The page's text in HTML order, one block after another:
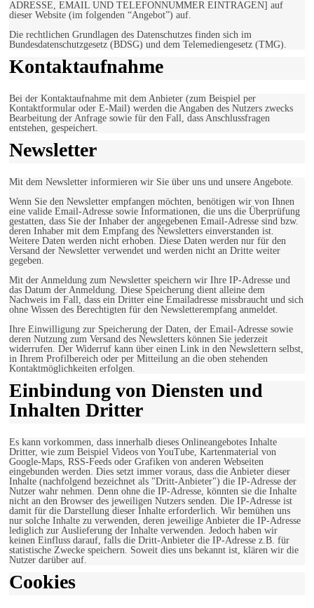
ADRESSE, EMAIL UND TELEFONNUMMER EINTRAGEN] auf
dieser Website (im folgenden “Angebot”) auf.
Die rechtlichen Grundlagen des Datenschutzes finden sich im
Bundesdatenschutzgesetz (BDSG) und dem Telemediengesetz (TMG).
Kontaktaufnahme
Bei der Kontaktaufnahme mit dem Anbieter (zum Beispiel per
Kontaktformular oder E-Mail) werden die Angaben des Nutzers zwecks
Bearbeitung der Anfrage sowie für den Fall, dass Anschlussfragen
entstehen, gespeichert.
Newsletter
Mit dem Newsletter informieren wir Sie über uns und unsere Angebote.
Wenn Sie den Newsletter empfangen möchten, benötigen wir von Ihnen
eine valide Email-Adresse sowie Informationen, die uns die Überprüfung
gestatten, dass Sie der Inhaber der angegebenen Email-Adresse sind bzw.
deren Inhaber mit dem Empfang des Newsletters einverstanden ist.
Weitere Daten werden nicht erhoben. Diese Daten werden nur für den
Versand der Newsletter verwendet und werden nicht an Dritte weiter
gegeben.
Mit der Anmeldung zum Newsletter speichern wir Ihre IP-Adresse und
das Datum der Anmeldung. Diese Speicherung dient alleine dem
Nachweis im Fall, dass ein Dritter eine Emailadresse missbraucht und sich
ohne Wissen des Berechtigten für den Newsletterempfang anmeldet.
Ihre Einwilligung zur Speicherung der Daten, der Email-Adresse sowie
deren Nutzung zum Versand des Newsletters können Sie jederzeit
widerrufen. Der Widerruf kann über einen Link in den Newslettern selbst,
in Ihrem Profilbereich oder per Mitteilung an die oben stehenden
Kontaktmöglichkeiten erfolgen.
Einbindung von Diensten und
Inhalten Dritter
Es kann vorkommen, dass innerhalb dieses Onlineangebotes Inhalte
Dritter, wie zum Beispiel Videos von YouTube, Kartenmaterial von
Google-Maps, RSS-Feeds oder Grafiken von anderen Webseiten
eingebunden werden. Dies setzt immer voraus, dass die Anbieter dieser
Inhalte (nachfolgend bezeichnet als "Dritt-Anbieter") die IP-Adresse der
Nutzer wahr nehmen. Denn ohne die IP-Adresse, könnten sie die Inhalte
nicht an den Browser des jeweiligen Nutzers senden. Die IP-Adresse ist
damit für die Darstellung dieser Inhalte erforderlich. Wir bemühen uns
nur solche Inhalte zu verwenden, deren jeweilige Anbieter die IP-Adresse
lediglich zur Auslieferung der Inhalte verwenden. Jedoch haben wir
keinen Einfluss darauf, falls die Dritt-Anbieter die IP-Adresse z.B. für
statistische Zwecke speichern. Soweit dies uns bekannt ist, klären wir die
Nutzer darüber auf.
Cookies